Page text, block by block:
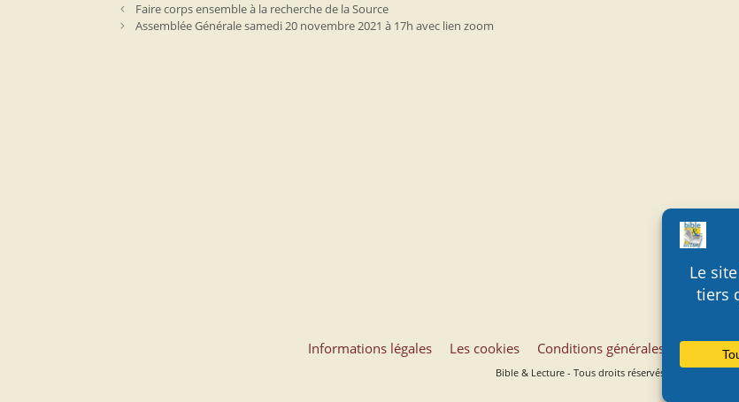
Faire corps ensemble à la recherche de la Source
Assemblée Générale samedi 20 novembre 2021 à 17h avec lien zoom
Informations légales Les cookies Conditions générales d’utilisation
Bible & Lecture - Tous droits réservés - 2014